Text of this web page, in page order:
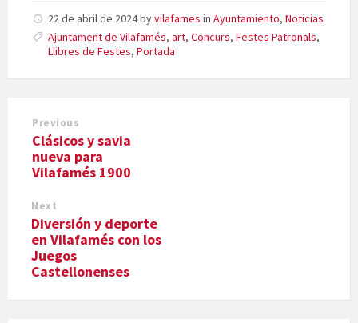
22 de abril de 2024byvilafames in Ayuntamiento, Noticias
Ajuntament de Vilafamés, art, Concurs, Festes Patronals,
Llibres de Festes, Portada
Previous
Clásicos y savia
nueva para
Vilafamés 1900
Next
Diversión y deporte
en Vilafamés con los
Juegos
Castellonenses